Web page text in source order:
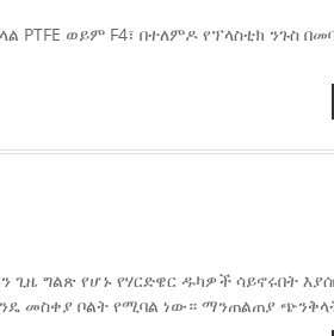
PTFE ወይም F4፣ በተለምዶ የፕላስቲክ ንጉስ
ግልጽ የሆኑ የሃርድዌር ዱካዎች ሳይኖሩበት
መስቀያ ቦልት የሚባል ነው። ማንጠልጠያ